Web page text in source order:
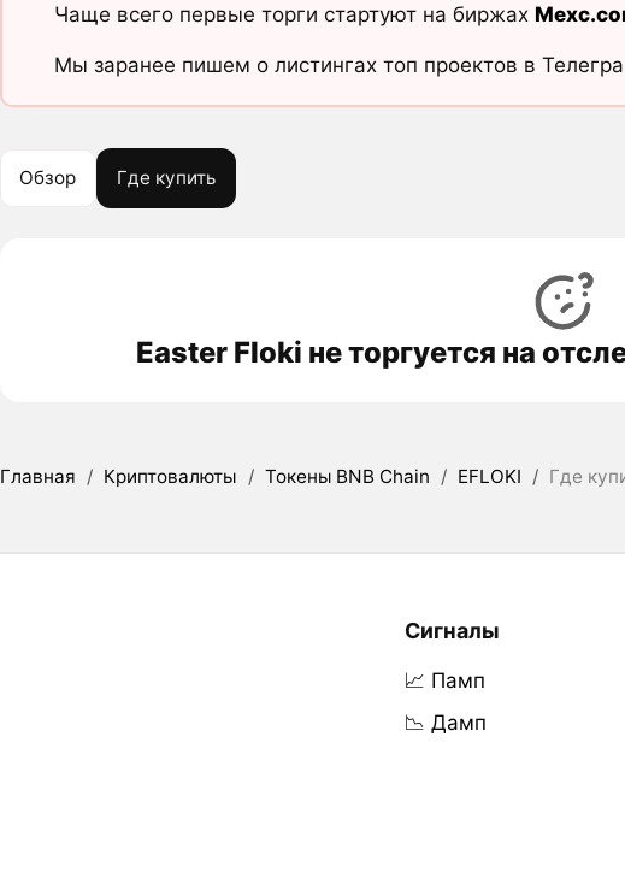
Чаще всего первые торги стартуют на биржах
Мы заранее пишем о листингах топ проектов в
Обзор Где купить
Easter Floki не торгуется на
Главная / Криптовалюты / Токены BNB Chain / EFLOKI / Где
Сигналы
📈 Памп
📉 Дамп